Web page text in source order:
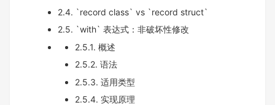
2.4. `record class` vs `record struct`
2.5. `with` 表达式：非破坏性修改
2.5.1. 概述
2.5.2. 语法
2.5.3. 适用类型
2.5.4. 实现原理